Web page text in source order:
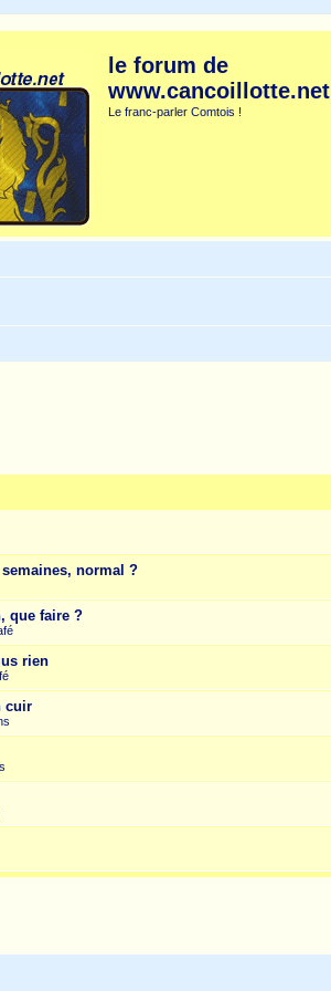
le forum de
www.cancoillotte.net
Le franc-parler Comtois !
normal ?
que faire ?
rien
cuir